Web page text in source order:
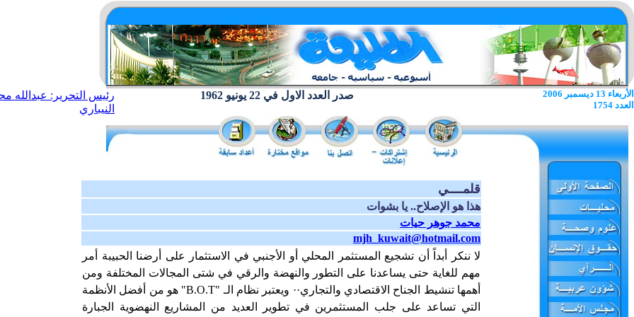
رئيس التحرير: عبدالله
النيباري
صدر العدد الاول في 22 يونيو 1962
الأربعاء 13 ديسمبر 2006
العدد 1754
قلمــــي
هذا هو الإصلاح.. يا بشوات
محمد جوهر حيات
mjh_kuwait@hotmail.com
لا ننكر أبداً أن تشجيع المستثمر المحلي أو الأجنبي في الاستثمار على أرضنا الحبيبة أمر
مهم للغاية حتى يساعدنا على التطور والنهضة والرقي في شتى المجالات المختلفة ومن
أهمها تنشيط الجناح الاقتصادي والتجاري·· ويعتبر نظام الـ "B.O.T" هو من أفضل الأنظمة
التي تساعد على جلب المستثمرين في تطوير العديد من المشاريع النهضوية الجبارة